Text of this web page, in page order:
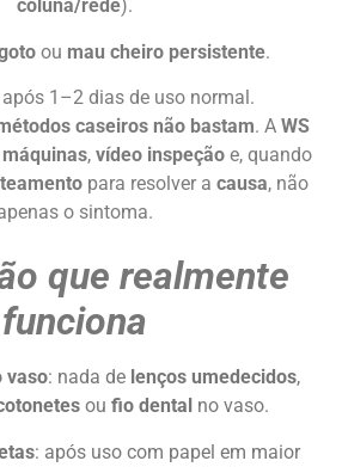
coluna/rede).
ou mau cheiro persistente.
após 1–2 dias de uso normal.
caseiros não bastam. A WS
máquinas, vídeo inspeção e, quando
para resolver a causa, não
o sintoma.
que realmente
funciona
vaso: nada de lenços umedecidos,
ou fio dental no vaso.
: após uso com papel em maior